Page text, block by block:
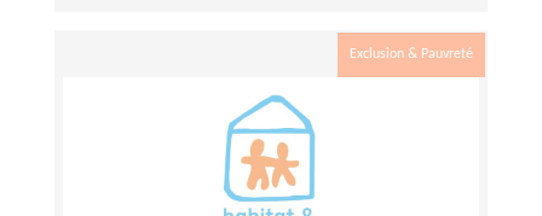
Exclusion & Pauvreté